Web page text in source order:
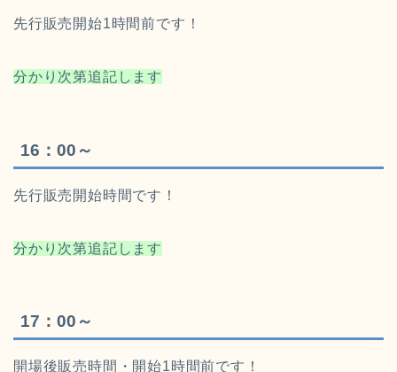
先行販売開始1時間前です！
分かり次第追記します
16：00～
先行販売開始時間です！
分かり次第追記します
17：00～
開場後販売時間・開始1時間前です！